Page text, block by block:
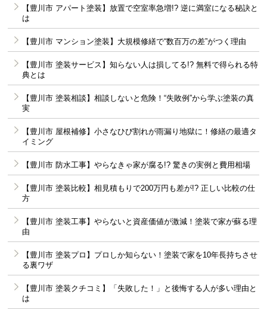
【豊川市 アパート塗装】放置で空室率急増!? 逆に満室になる秘訣と
は
【豊川市 マンション塗装】大規模修繕で“数百万の差”がつく理由
【豊川市 塗装サービス】知らない人は損してる!? 無料で得られる特
典とは
【豊川市 塗装相談】相談しないと危険！“失敗例”から学ぶ塗装の真
実
【豊川市 屋根補修】小さなひび割れが雨漏り地獄に！修繕の最適タ
イミング
【豊川市 防水工事】やらなきゃ家が腐る!? 驚きの実例と費用相場
【豊川市 塗装比較】相見積もりで200万円も差が!? 正しい比較の仕
方
【豊川市 塗装工事】やらないと資産価値が激減！塗装で家が蘇る理
由
【豊川市 塗装プロ】プロしか知らない！塗装で家を10年長持ちさせ
る裏ワザ
【豊川市 塗装クチコミ】「失敗した！」と後悔する人が多い理由と
は